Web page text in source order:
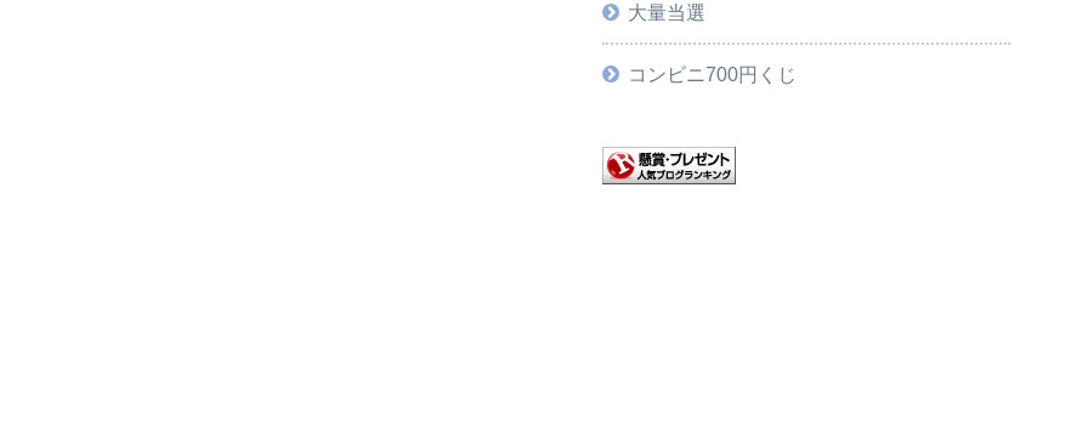
大量当選
コンビニ700円くじ